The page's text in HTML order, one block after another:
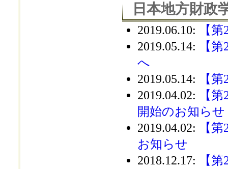
日本地方財政
2019.06.10:
【
2019.05.14:
【
へ
2019.05.14:
【
2019.04.02:
【
開始のお知らせ
2019.04.02:
【
お知らせ
2018.12.17:
【